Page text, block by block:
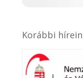
Korábbi